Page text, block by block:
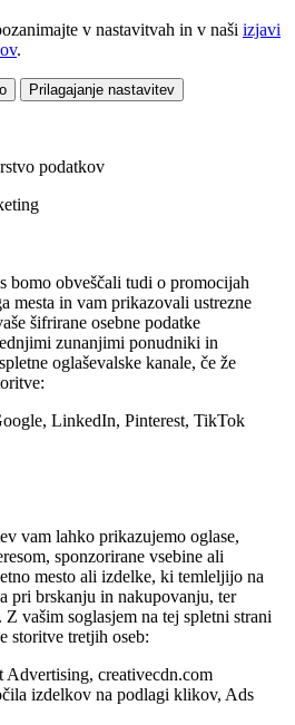
v nastavitvah in v naši izjavi
.
Prilagajanje nastavitev
podatkov
bomo obveščali tudi o promocijah
mesta in vam prikazovali ustrezne
šifrirane osebne podatke
zunanjimi ponudniki in
oglaševalske kanale, če že
LinkedIn, Pinterest, TikTok
vam lahko prikazujemo oglase,
sponzorirane vsebine ali
mesto ali izdelke, ki temleljijo na
pri brskanju in nakupovanju, ter
vašim soglasjem na tej spletni strani
storitve tretjih oseb:
creativecdn.com
izdelkov na podlagi klikov, Ads